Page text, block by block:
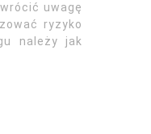
uwagę
ryzyko
należy jak